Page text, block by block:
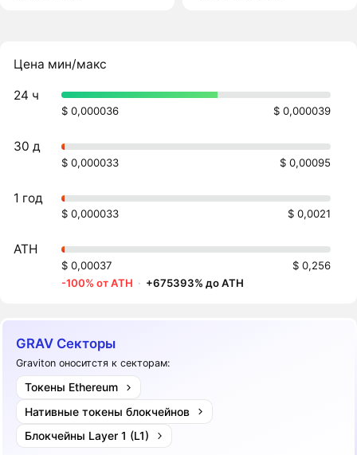
Цена мин/макс
24 ч
$ 0,000036 $ 0,000039
30 д
$ 0,000033 $ 0,00095
1 год
$ 0,000033 $ 0,0021
ATH
$ 0,00037
$ 0,256
-100% от ATH · +675393% до ATH
GRAV Секторы
Graviton оноситстя к секторам:
Токены Ethereum
Нативные токены блокчейнов
Блокчейны Layer 1 (L1)